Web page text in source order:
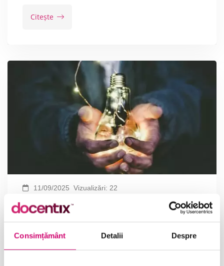
Consimțământ Detalii Despre
Citește
11/09/2025 Vizualizări: 22
Ce inseamna leadership?
In acest articol vom afla ce inseamna leadership-
ul. Leadershipul reprezinta unul …